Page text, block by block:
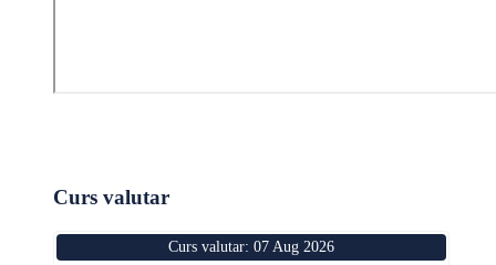
Curs valutar
Curs valutar: 07 Aug 2026